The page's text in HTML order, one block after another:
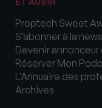
Proptech Sweet
S’abonner à la
Devenir
Réserver Mon
L’Annuaire des
Archives